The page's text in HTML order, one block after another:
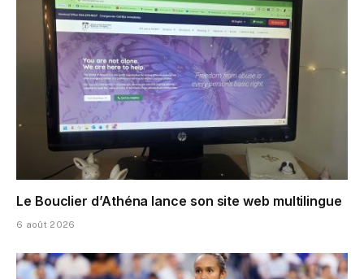
Le Bouclier d’Athéna lance son site web multilingue
6 août 2026